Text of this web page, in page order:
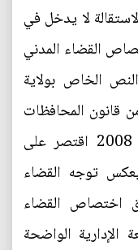
لا يدخل في
القضاء المدني
الخاص بولاية
المادة (7/ثامناً) من قانون المحافظات
غير المنتظمة بإقليم رقم 21 لسنة 2008 اقتصر على
يعكس توجه القضاء
اختصاص القضاء
الإدارية الواضحة